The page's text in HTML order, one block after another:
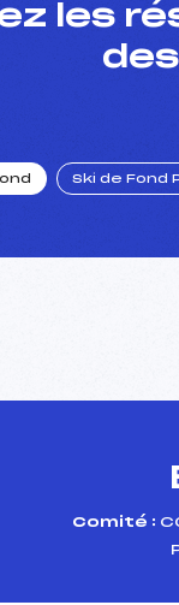
les
Ski de Fond
Comité :